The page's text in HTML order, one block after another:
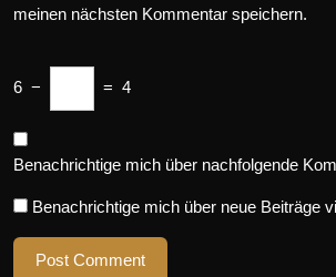
meinen nächsten Kommentar speichern.
6 − = 4
Benachrichtige mich über nachfolgende
Benachrichtige mich über neue Beiträge